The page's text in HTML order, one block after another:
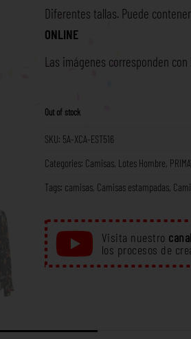
Diferentes tallas. Puede
ONLINE
Las imágenes corresponden
Out of stock
SKU: 5A-XCA-EST516
Categories: Camisas, Lotes Hombre,
Tags: camisas, Camisas estampadas,
Visita nuestro
los procesos de